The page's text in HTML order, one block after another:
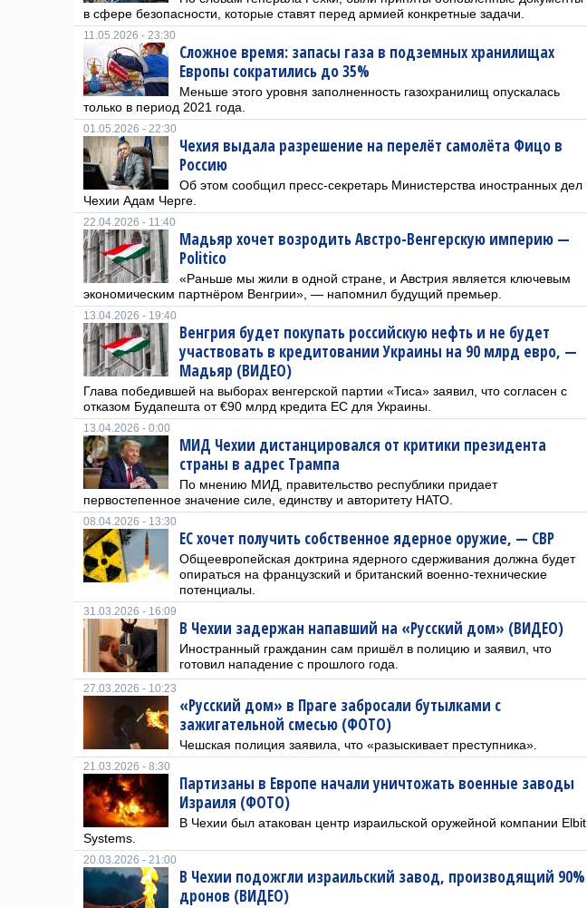
в сфере безопасности, которые ставят перед армией конкретные задачи.
11.05.2026 - 23:30
Сложное время: запасы газа в подземных хранилищах
Европы сократились до 35%
Меньше этого уровня заполненность газохранилищ опускалась
только в период 2021 года.
01.05.2026 - 22:30
Чехия выдала разрешение на перелёт самолёта Фицо в
Россию
Об этом сообщил пресс-секретарь Министерства иностранных дел
Чехии Адам Черге.
22.04.2026 - 11:40
Мадьяр хочет возродить Австро-Венгерскую империю —
Politico
«Раньше мы жили в одной стране, и Австрия является ключевым
экономическим партнёром Венгрии», — напомнил будущий премьер.
13.04.2026 - 19:40
Венгрия будет покупать российскую нефть и не будет
участвовать в кредитовании Украины на 90 млрд евро, —
Мадьяр (ВИДЕО)
Глава победившей на выборах венгерской партии «Тиса» заявил, что согласен с
отказом Будапешта от €90 млрд кредита ЕС для Украины.
13.04.2026 - 0:00
МИД Чехии дистанцировался от критики президента
страны в адрес Трампа
По мнению МИД, правительство республики придает
первостепенное значение силе, единству и авторитету НАТО.
08.04.2026 - 13:30
ЕС хочет получить собственное ядерное оружие, — СВР
Общеевропейская доктрина ядерного сдерживания должна будет
опираться на французский и британский военно-технические
потенциалы.
31.03.2026 - 16:09
В Чехии задержан напавший на «Русский дом» (ВИДЕО)
Иностранный гражданин сам пришёл в полицию и заявил, что
готовил нападение с прошлого года.
27.03.2026 - 10:23
«Русский дом» в Праге забросали бутылками с
зажигательной смесью (ФОТО)
Чешская полиция заявила, что «разыскивает преступника».
21.03.2026 - 8:30
Партизаны в Европе начали уничтожать военные заводы
Израиля (ФОТО)
В Чехии был атакован центр израильской оружейной компании Elbit
Systems.
20.03.2026 - 21:00
В Чехии подожгли израильский завод, производящий 90%
дронов (ВИДЕО)